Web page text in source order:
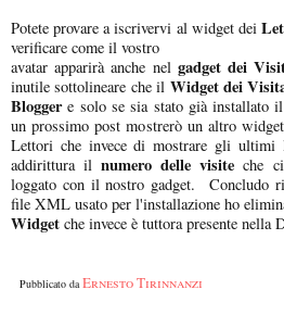
Potete provare a iscrivervi al widget dei
verificare come il vostro
avatar apparirà anche nelgadget dei
inutile sottolineare che il Widget dei
Bloggere solo se sia stato già installato il
un prossimo post mostrerò un altro
Lettori che invece di mostrare gli
addirittura ilnumero delle visiteche
loggato con il nostro gadget. Concludo
file XML usato per l'installazione ho
Widget che invece è tuttora presente nella
Pubblicato daErnesto Tirinnanzi